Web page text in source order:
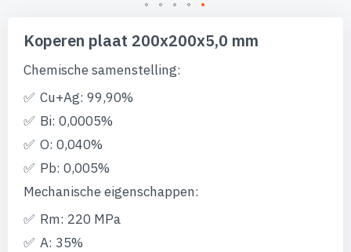
naar
begin
afbeeldingen-
gallerij
Koperen plaat 200x200x5,0 mm
Chemische samenstelling:
Cu+Ag: 99,90%
Bi: 0,0005%
O: 0,040%
Pb: 0,005%
Mechanische eigenschappen:
Rm: 220 MPa
A: 35%